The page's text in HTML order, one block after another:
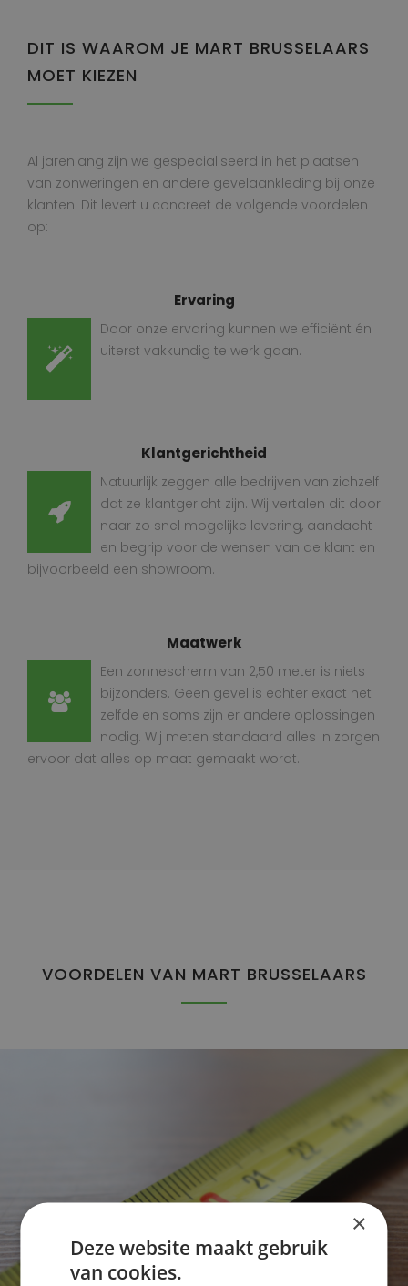
DIT IS WAAROM JE MART BRUSSELAARS
MOET KIEZEN
Al jarenlang zijn we gespecialiseerd in het plaatsen
van zonweringen en andere gevelaankleding bij onze
klanten. Dit levert u concreet de volgende voordelen
op:
Ervaring
Door onze ervaring kunnen we efficiënt én
uiterst vakkundig te werk gaan.
Klantgerichtheid
Natuurlijk zeggen alle bedrijven van zichzelf
dat ze klantgericht zijn. Wij vertalen dit door
naar zo snel mogelijke levering, aandacht
en begrip voor de wensen van de klant en
bijvoorbeeld een showroom.
Maatwerk
Een zonnescherm van 2,50 meter is niets
bijzonders. Geen gevel is echter exact het
zelfde en soms zijn er andere oplossingen
nodig. Wij meten standaard alles in zorgen
ervoor dat alles op maat gemaakt wordt.
VOORDELEN VAN MART BRUSSELAARS
×
Deze website maakt gebruik
van cookies.